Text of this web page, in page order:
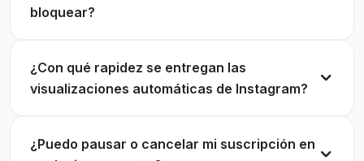
broma.
Ibrahim Khan
yo.
bloquear?
¿Con qué rapidez se entregan las
visualizaciones automáticas de Instagram?
¿Puedo pausar o cancelar mi suscripción en